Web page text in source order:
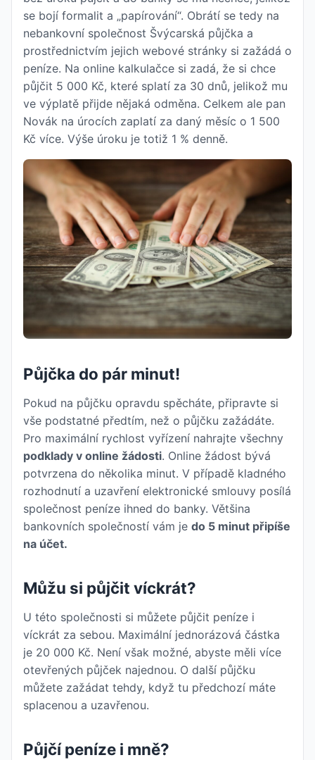
se bojí formalit a „papírování“. Obrátí se tedy na
nebankovní společnost Švýcarská půjčka a
prostřednictvím jejich webové stránky si zažádá o
peníze. Na online kalkulačce si zadá, že si chce
půjčit 5 000 Kč, které splatí za 30 dnů, jelikož mu
ve výplatě přijde nějaká odměna. Celkem ale pan
Novák na úrocích zaplatí za daný měsíc o 1 500
Kč více. Výše úroku je totiž 1 % denně.
Půjčka do pár minut!
Pokud na půjčku opravdu spěcháte, připravte si
vše podstatné předtím, než o půjčku zažádáte.
Pro maximální rychlost vyřízení nahrajte všechny
podklady v online žádosti. Online žádost bývá
potvrzena do několika minut. V případě kladného
rozhodnutí a uzavření elektronické smlouvy posílá
společnost peníze ihned do banky. Většina
bankovních společností vám je do 5 minut připíše
na účet.
Můžu si půjčit víckrát?
U této společnosti si můžete půjčit peníze i
víckrát za sebou. Maximální jednorázová částka
je 20 000 Kč. Není však možné, abyste měli více
otevřených půjček najednou. O další půjčku
můžete zažádat tehdy, když tu předchozí máte
splacenou a uzavřenou.
Půjčí peníze i mně?